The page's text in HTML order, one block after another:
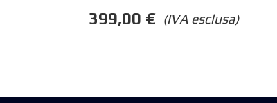
(IVA esclusa)
399,00 €